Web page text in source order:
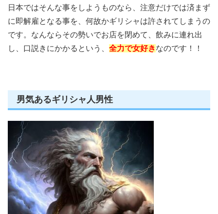
日本ではそんな事をしようものなら、注意だけでは済まず
に即解雇となる事を、何故かギリシャは許されてしまうの
です。なんならその勢いでお店を閉めて、飲みに連れ出
し、口説きにかかるという、 全力で女好きなのです！！
男気あるギリシャ人男性